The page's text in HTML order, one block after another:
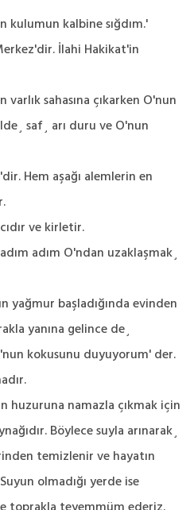
kulumun kalbine sığdım.'
İlahi Hakikat'in
sahasına çıkarken O'nun
saf¸ arı duru ve O'nun
Hem aşağı alemlerin en
ve kirletir.
adım O'ndan uzaklaşmak¸
yağmur başladığında evinden
yanına gelince de¸
kokusunu duyuyorum' der.
huzuruna namazla çıkmak için
Böylece suyla arınarak¸
temizlenir ve hayatın
olmadığı yerde ise